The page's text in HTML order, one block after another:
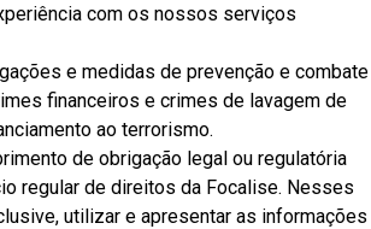
com os nossos serviços
e medidas de prevenção e combate
financeiros e crimes de lavagem de
ao terrorismo.
de obrigação legal ou regulatória
regular de direitos da Focalise. Nesses
utilizar e apresentar as informações